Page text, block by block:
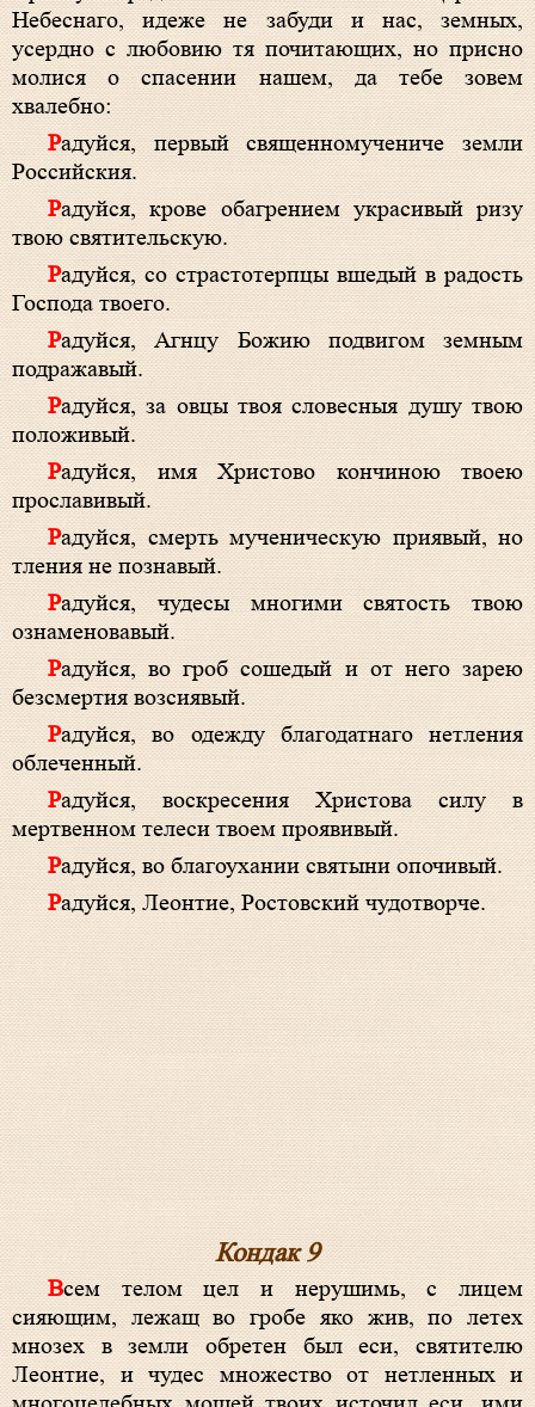
Небеснаго, идеже не забуди и нас, земных,
усердно с любовию тя почитающих, но присно
молися о спасении нашем, да тебе зовем
хвалебно:
Радуйся, первый священномучениче земли
Российския.
Радуйся, крове обагрением украсивый ризу
твою святительскую.
Радуйся, со страстотерпцы вшедый в радость
Господа твоего.
Радуйся, Агнцу Божию подвигом земным
подражавый.
Радуйся, за овцы твоя словесныя душу твою
положивый.
Радуйся, имя Христово кончиною твоею
прославивый.
Радуйся, смерть мученическую приявый, но
тления не познавый.
Радуйся, чудесы многими святость твою
ознаменовавый.
Радуйся, во гроб сошедый и от него зарею
безсмертия возсиявый.
Радуйся, во одежду благодатнаго нетления
облеченный.
Радуйся, воскресения Христова силу в
мертвенном телеси твоем проявивый.
Радуйся, во благоухании святыни опочивый.
Радуйся, Леонтие, Ростовский чудотворче.
Кондак 9
Всем телом цел и нерушимь, с лицем
сияющим, лежащ во гробе яко жив, по летех
мнозех в земли обретен был еси, святителю
Леонтие, и чудес множество от нетленных и